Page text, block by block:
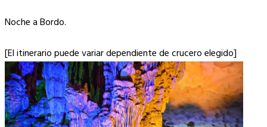
Noche a Bordo.
[El itinerario puede variar dependiente de crucero elegido]